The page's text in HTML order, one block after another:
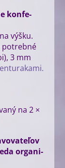
kon­fe­
výš­ku.
potreb­né
3 mm
na 2 ×
orga­ni­